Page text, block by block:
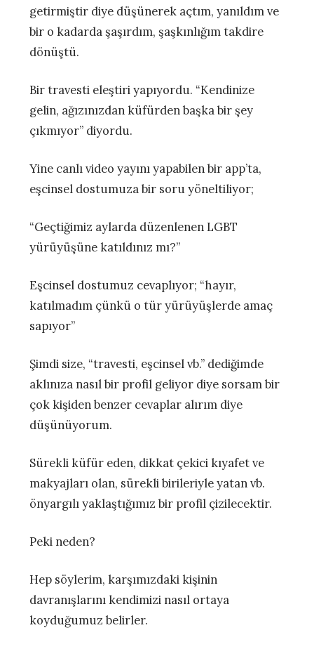
getirmiştir diye düşünerek açtım, yanıldım ve
bir o kadarda şaşırdım, şaşkınlığım takdire
dönüştü.
Bir travesti eleştiri yapıyordu. “Kendinize
gelin, ağızınızdan küfürden başka bir şey
çıkmıyor” diyordu.
Yine canlı video yayını yapabilen bir app’ta,
eşcinsel dostumuza bir soru yöneltiliyor;
“Geçtiğimiz aylarda düzenlenen LGBT
yürüyüşüne katıldınız mı?”
Eşcinsel dostumuz cevaplıyor; “hayır,
katılmadım çünkü o tür yürüyüşlerde amaç
sapıyor”
Şimdi size, “travesti, eşcinsel vb.” dediğimde
aklınıza nasıl bir profil geliyor diye sorsam bir
çok kişiden benzer cevaplar alırım diye
düşünüyorum.
Sürekli küfür eden, dikkat çekici kıyafet ve
makyajları olan, sürekli birileriyle yatan vb.
önyargılı yaklaştığımız bir profil çizilecektir.
Peki neden?
Hep söylerim, karşımızdaki kişinin
davranışlarını kendimizi nasıl ortaya
koyduğumuz belirler.